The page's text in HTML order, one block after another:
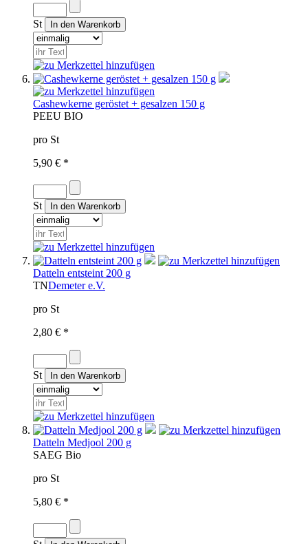
St
Cashewkerne geröstet + gesalzen 150 g
PEEU BIO
pro St
5,90 € *
St
Datteln entsteint 200 g
TNDemeter e.V.
pro St
2,80 € *
St
Datteln Medjool 200 g
SAEG Bio
pro St
5,80 € *